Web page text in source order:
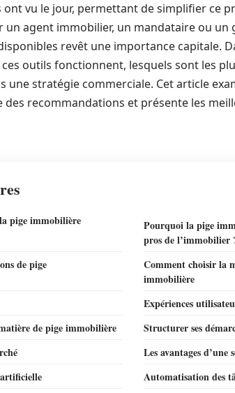
vu le jour, permettant de simplifier ce
un agent immobilier, un mandataire ou
revêt une importance capitale.
outils fonctionnent, lesquels sont les
une stratégie commerciale. Cet article
recommandations et présente les
pige immobilière
Pourquoi la pige
pros de l’immobilier
de pige
Comment choisir la
immobilière
Expériences
de pige immobilière
Structurer ses
Les avantages
Automatisation des